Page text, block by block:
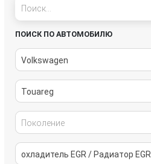
ПОИСК ПО АВТОМОБИЛЮ
Volkswagen
Touareg
Поколение
охладитель EGR / Радиатор EGR